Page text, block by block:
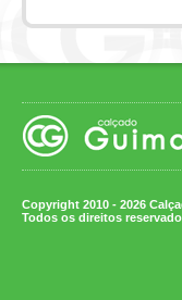
Copyright 2010 - 2026
Todos os direitos